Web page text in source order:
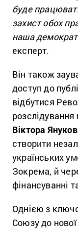
буде
захист обох
наша
експерт.
Він також
доступ до
відбутися
Віктора
створити
українських
Зокрема, й
фінансуванні
Однією з
Союзу до нової